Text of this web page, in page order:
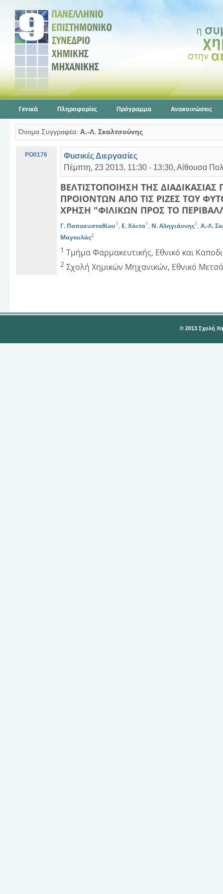
Γενικά Πληροφορίες Πρόγραμμα Ανακοινώσεις
Όνομα Συγγραφέα: Α.-Λ. Σκαλτσούνης
PO0176
Φυσικές Διεργασίες
Πέμπτη, 23 2013, 11:30 - 13:30, Αίθουσα
ΒΕΛΤΙΣΤΟΠΟΙΗΣΗ ΤΗΣ
ΠΡΟΙΟΝΤΩΝ ΑΠΟ ΤΙΣ ΡΙΖΕΣ ΤΟΥ
ΧΡΗΣΗ "ΦΙΛΙΚΩΝ ΠΡΟΣ ΤΟ
Γ. Παπαευσταθίου1 , Ε. Χάιτα1 , Ν. Αληγιάννης1 , Α.-Λ.
Μαγουλάς2
1 Τμήμα Φαρμακευτικής, Εθνικό και
2 Σχολή Χημικών Μηχανικών, Εθνικό
© 2013 Σχολή